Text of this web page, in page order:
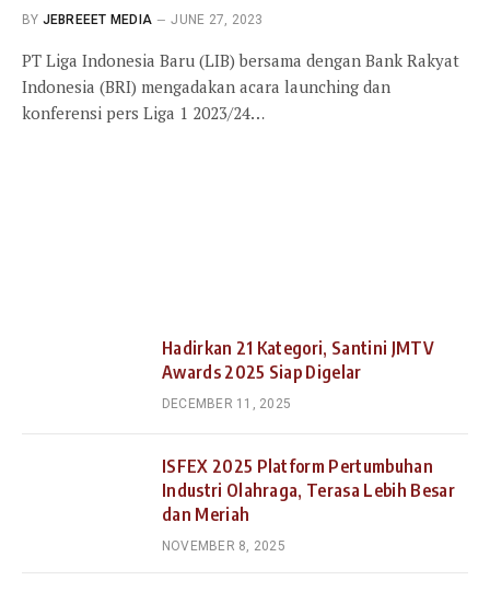
BY JEBREEET MEDIA JUNE 27, 2023
PT Liga Indonesia Baru (LIB) bersama dengan Bank Rakyat
Indonesia (BRI) mengadakan acara launching dan
konferensi pers Liga 1 2023/24…
Hadirkan 21 Kategori, Santini JMTV
Awards 2025 Siap Digelar
DECEMBER 11, 2025
ISFEX 2025 Platform Pertumbuhan
Industri Olahraga, Terasa Lebih Besar
dan Meriah
NOVEMBER 8, 2025